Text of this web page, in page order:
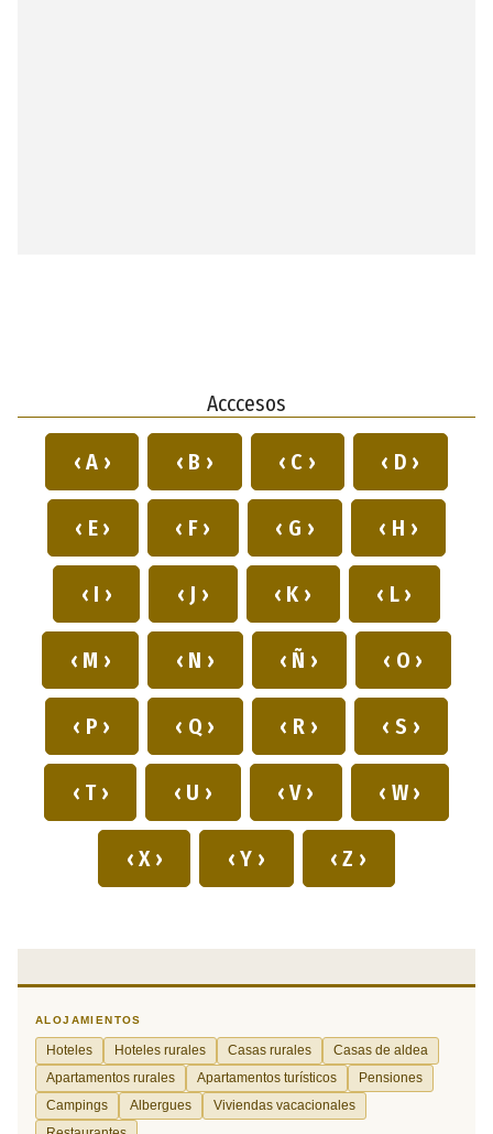
Acccesos
‹ A › ‹ B › ‹ C › ‹ D ›
‹ E › ‹ F › ‹ G › ‹ H ›
‹ I › ‹ J › ‹ K › ‹ L ›
‹ M › ‹ N › ‹ Ñ › ‹ O ›
‹ P › ‹ Q › ‹ R › ‹ S ›
‹ T › ‹ U › ‹ V › ‹ W ›
‹ X › ‹ Y › ‹ Z ›